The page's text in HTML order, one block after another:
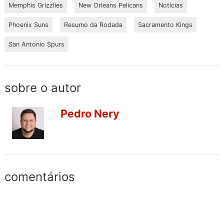
Memphis Grizzlies New Orleans Pelicans Notícias
Phoenix Suns Resumo da Rodada Sacramento Kings
San Antonio Spurs
sobre o autor
Pedro Nery
comentários